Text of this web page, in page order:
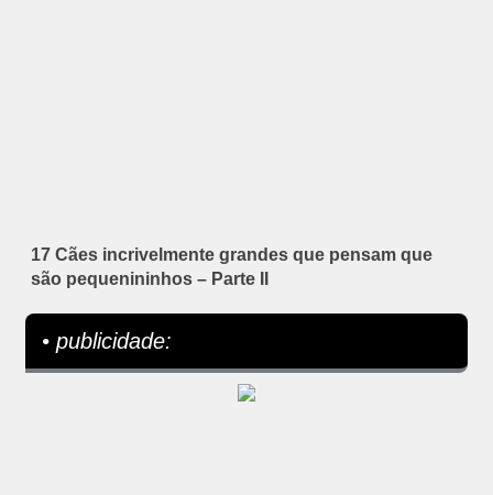
17 Cães incrivelmente grandes que pensam que
são pequenininhos – Parte II
• publicidade: